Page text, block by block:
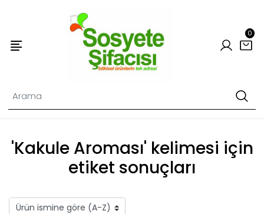
0
'Kakule Aroması' kelimesi için
etiket sonuçları